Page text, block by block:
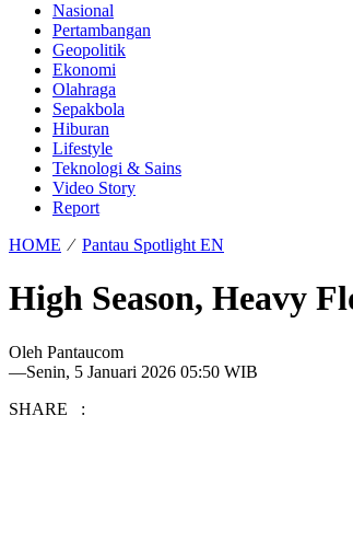
Nasional
Pertambangan
Geopolitik
Ekonomi
Olahraga
Sepakbola
Hiburan
Lifestyle
Teknologi & Sains
Video Story
Report
HOME ⁄ Pantau Spotlight EN
High Season, Heavy
Oleh Pantaucom
—Senin, 5 Januari 2026 05:50 WIB
SHARE :